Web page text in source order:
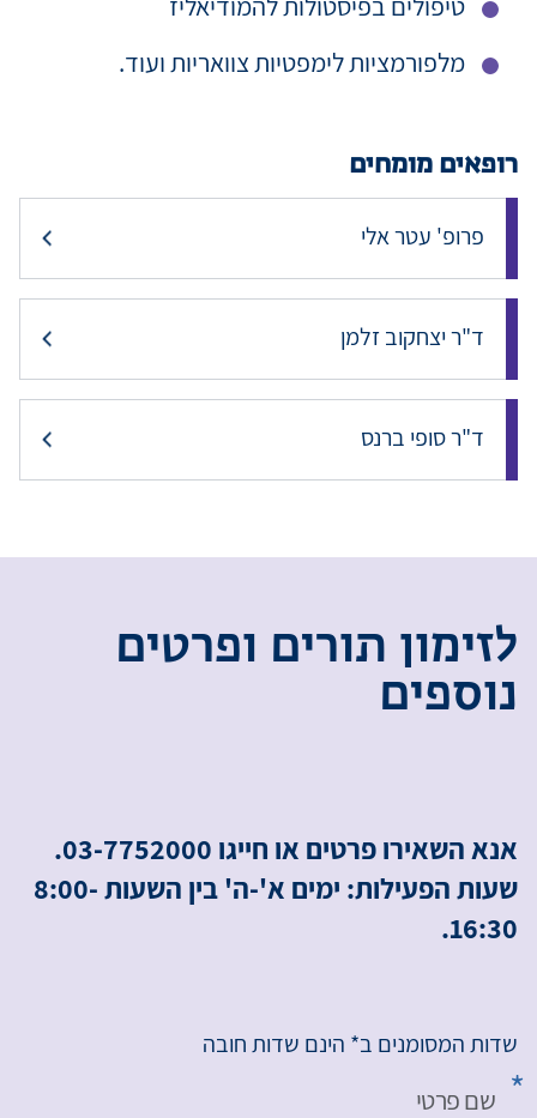
מלפורמציות לימפטיות צוואריות ועוד.
רופאים מומחים
פרופ' עטר אלי
ד"ר יצחקוב זלמן
ד"ר סופי ברנס
לזימון תורים ופרטים
נוספים
אנא השאירו פרטים או חייגו 03-7752000.
שעות הפעילות: ימים א'-ה' בין השעות 8:00-
16:30.
שדות המסומנים ב* הינם שדות חובה
שם פרטי